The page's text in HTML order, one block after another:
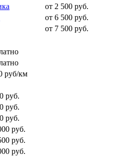
от 2 500 руб.
от 6 500 руб.
от 7 500 руб.
руб/км
руб.
руб.
руб.
руб.
руб.
руб.